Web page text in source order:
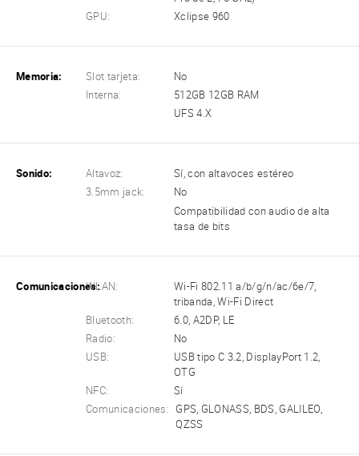
GPU:
Xclipse 960
Memoria: Slot tarjeta:
No
Interna:
512GB 12GB RAM
UFS 4.X
Sonido: Altavoz:
Sí, con altavoces estéreo
3.5mm jack:
No
Compatibilidad con audio de alta
tasa de bits
Comunicaciones:WLAN:
Wi-Fi 802.11 a/b/g/n/ac/6e/7,
tribanda, Wi-Fi Direct
Bluetooth:
6.0, A2DP, LE
Radio:
No
USB:
USB tipo C 3.2, DisplayPort 1.2,
OTG
NFC:
Sí
Comunicaciones:
GPS, GLONASS, BDS, GALILEO,
QZSS